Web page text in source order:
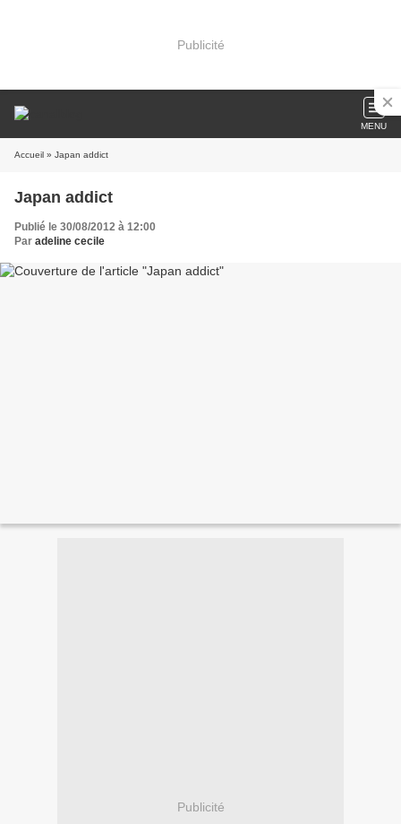
Publicité
MENU
Accueil » Japan addict
Japan addict
Publié le 30/08/2012 à 12:00
Par adeline cecile
Publicité